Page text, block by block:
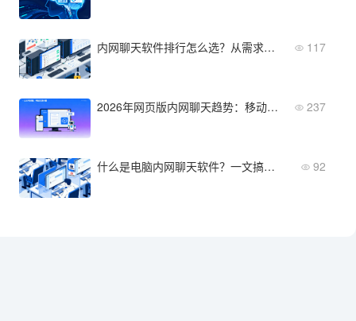
内网聊天软件排行怎么选？从需求梳理到部署验收的5步落地法 117
2026年网页版内网聊天趋势：移动端融合与AI协作新功能盘点 237
什么是电脑内网聊天软件？一文搞懂核心功能与适用场景 92